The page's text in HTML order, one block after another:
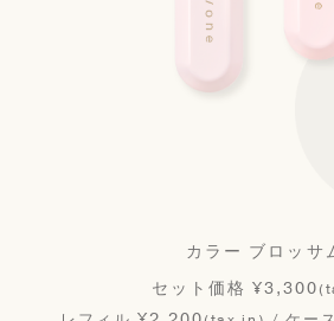
カラー ブロッサ
セット価格 ¥3,300